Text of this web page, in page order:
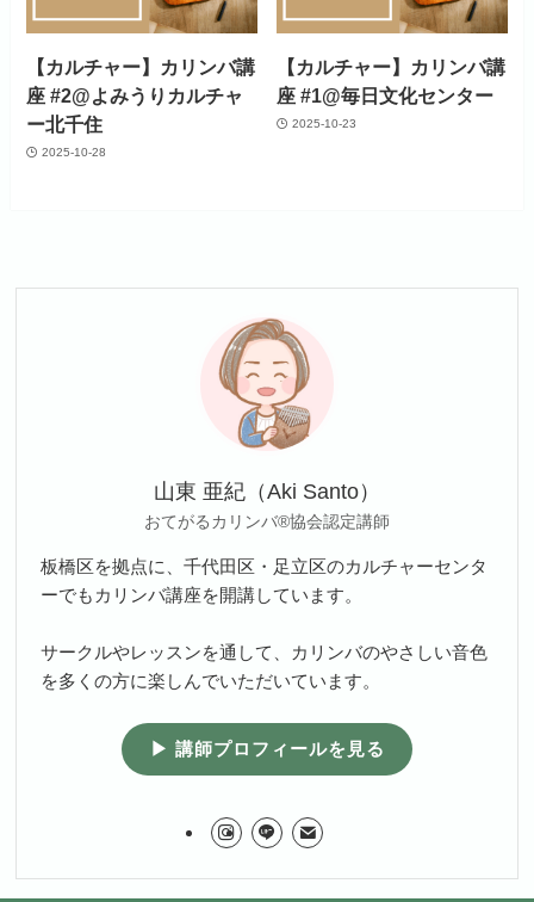
【カルチャー】カリンバ講
座 #2@よみうりカルチャ
ー北千住
2025-10-28
【カルチャー】カリンバ講
座 #1@毎日文化センター
2025-10-23
山東 亜紀（Aki Santo）
おてがるカリンバ®協会認定講師
板橋区を拠点に、千代田区・足立区のカルチャーセンタ
ーでもカリンバ講座を開講しています。
サークルやレッスンを通して、カリンバのやさしい音色
を多くの方に楽しんでいただいています。
▶ 講師プロフィールを見る